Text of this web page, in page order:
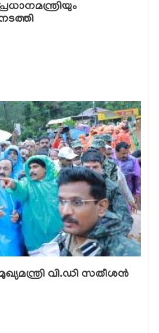
മുഖ്യമന്ത്രി വി.ഡി സതീശൻ